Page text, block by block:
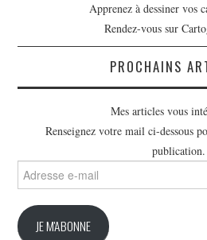
Apprenez à dessiner vos
Rendez-vous sur
PROCHAINS
Mes articles vous
Renseignez votre mail ci-dessous
publication.
Adresse
e-
JE M'ABONNE